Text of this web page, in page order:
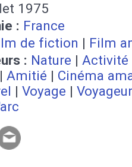
1975
: France
de fiction | Film
: Nature | Activité
| Amitié | Cinéma
| Voyage | Voyageur